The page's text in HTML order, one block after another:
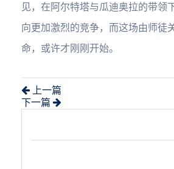
见，在阿尔特塔与瓜迪奥拉的带领
向更加激烈的竞争，而这场由师徒
命，或许才刚刚开始。
上一篇
下一篇